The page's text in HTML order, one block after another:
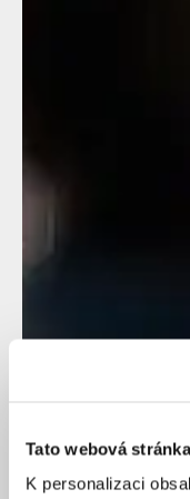
Tato webová
K personalizaci